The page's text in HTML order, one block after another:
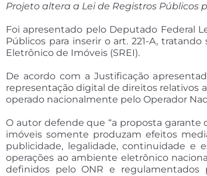
Projeto altera a Lei de Registros Públicos
Foi apresentado pelo Deputado Federal
Públicos para inserir o art. 221-A,
Eletrônico de Imóveis (SREI).
De acordo com a Justificação
representação digital de direitos relativos
operado nacionalmente pelo Operador
O autor defende que “a proposta garante
imóveis somente produzam efeitos
publicidade, legalidade, continuidade e
operações ao ambiente eletrônico
definidos pelo ONR e regulamentados